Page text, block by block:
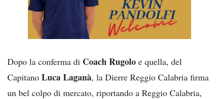
Dopo la conferma di Coach Rugolo e quella, del
Capitano Luca Laganà, la Dierre Reggio Calabria firma
un bel colpo di mercato, riportando a Reggio Calabria,